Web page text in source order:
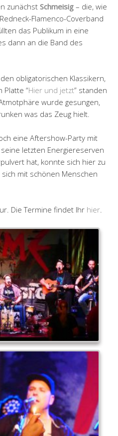
zunächst Schmeisig – die, wie
Flamenco-Coverband
das Publikum in eine
dann an die Band des
obligatorischen Klassikern,
Platte “Hier und jetzt” standen
wurde gesungen,
was das Zeug hielt.
eine Aftershow-Party mit
letzten Energiereserven
hat, konnte sich hier zu
mit schönen Menschen
Die Termine findet Ihr hier.